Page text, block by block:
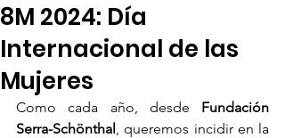
8M 2024: Día
Internacional de las
Mujeres
Como cada año, desde Fundación
Serra-Schönthal, queremos incidir en la